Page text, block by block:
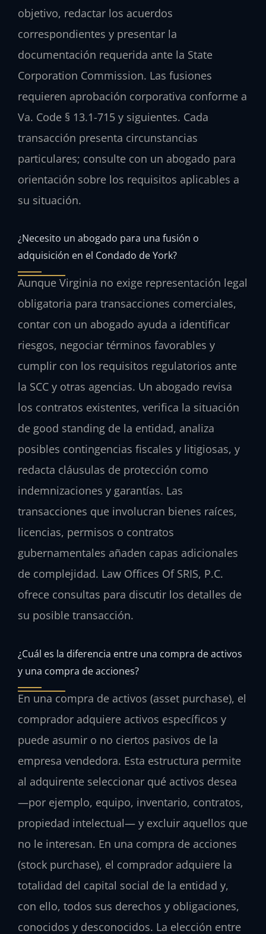
objetivo, redactar los acuerdos
correspondientes y presentar la
documentación requerida ante la State
Corporation Commission. Las fusiones
requieren aprobación corporativa conforme a
Va. Code § 13.1-715 y siguientes. Cada
transacción presenta circunstancias
particulares; consulte con un abogado para
orientación sobre los requisitos aplicables a
su situación.
¿Necesito un abogado para una fusión o
adquisición en el Condado de York?
Aunque Virginia no exige representación legal
obligatoria para transacciones comerciales,
contar con un abogado ayuda a identificar
riesgos, negociar términos favorables y
cumplir con los requisitos regulatorios ante
la SCC y otras agencias. Un abogado revisa
los contratos existentes, verifica la situación
de good standing de la entidad, analiza
posibles contingencias fiscales y litigiosas, y
redacta cláusulas de protección como
indemnizaciones y garantías. Las
transacciones que involucran bienes raíces,
licencias, permisos o contratos
gubernamentales añaden capas adicionales
de complejidad. Law Offices Of SRIS, P.C.
ofrece consultas para discutir los detalles de
su posible transacción.
¿Cuál es la diferencia entre una compra de activos
y una compra de acciones?
En una compra de activos (asset purchase), el
comprador adquiere activos específicos y
puede asumir o no ciertos pasivos de la
empresa vendedora. Esta estructura permite
al adquirente seleccionar qué activos desea
—por ejemplo, equipo, inventario, contratos,
propiedad intelectual— y excluir aquellos que
no le interesan. En una compra de acciones
(stock purchase), el comprador adquiere la
totalidad del capital social de la entidad y,
con ello, todos sus derechos y obligaciones,
conocidos y desconocidos. La elección entre